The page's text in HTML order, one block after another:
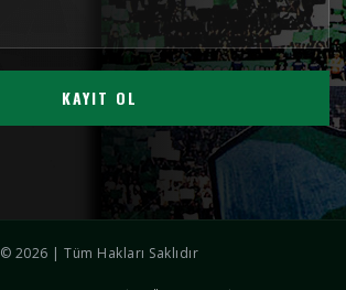
KAYIT OL
© 2026 | Tüm Hakları Saklıdır